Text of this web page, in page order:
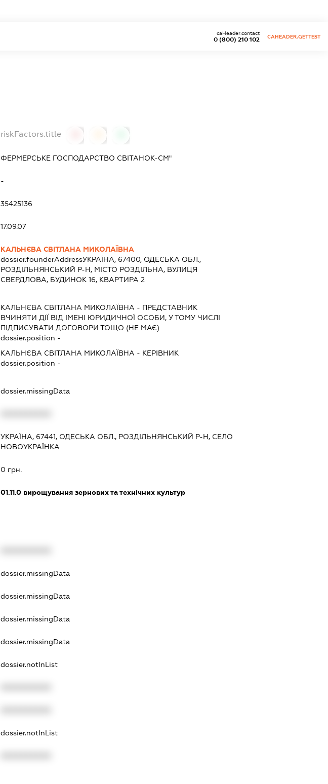
0 (800) 210 102
caHeader.contact
CAHEADER.GETTEST
riskFactors.title
ФЕРМЕРСЬКЕ ГОСПОДАРСТВО СВІТАНОК-СМ"
-
35425136
17.09.07
КАЛЬНЄВА СВІТЛАНА МИКОЛАЇВНА
dossier.founderAddressУКРАЇНА, 67400, ОДЕСЬКА ОБЛ.,
РОЗДІЛЬНЯНСЬКИЙ Р-Н, МІСТО РОЗДІЛЬНА, ВУЛИЦЯ
СВЕРДЛОВА, БУДИНОК 16, КВАРТИРА 2
КАЛЬНЄВА СВІТЛАНА МИКОЛАЇВНА - ПРЕДСТАВНИК
ВЧИНЯТИ ДІЇ ВІД ІМЕНІ ЮРИДИЧНОЇ ОСОБИ, У ТОМУ ЧИСЛІ
ПІДПИСУВАТИ ДОГОВОРИ ТОЩО (НЕ МАЄ)
dossier.position -
КАЛЬНЄВА СВІТЛАНА МИКОЛАЇВНА - КЕРІВНИК
dossier.position -
dossier.missingData
УКРАЇНА, 67441, ОДЕСЬКА ОБЛ., РОЗДІЛЬНЯНСЬКИЙ Р-Н, СЕЛО
НОВОУКРАЇНКА
0 грн.
01.11.0 вирощування зернових та технічних культур
dossier.missingData
dossier.missingData
dossier.missingData
dossier.missingData
dossier.notInList
dossier.notInList